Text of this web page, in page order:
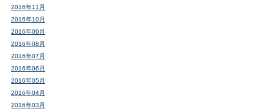
2016年11月
2016年10月
2016年09月
2016年08月
2016年07月
2016年06月
2016年05月
2016年04月
2016年03月